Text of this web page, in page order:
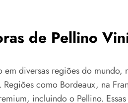
de Pellino
diversas regiões do mundo,
como Bordeaux, na
incluindo o Pellino.